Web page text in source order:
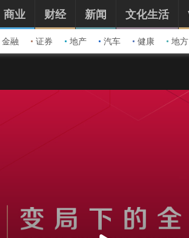
金融 证券 地产 汽车 健康 地方
商业 财经 新闻 文化生活